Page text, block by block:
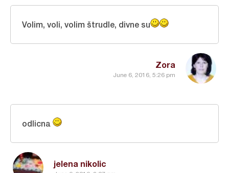
Zora
June 6, 2016, 5:26 pm
Volim, voli, volim štrudle, divne su
jelena nikolic
odlicna